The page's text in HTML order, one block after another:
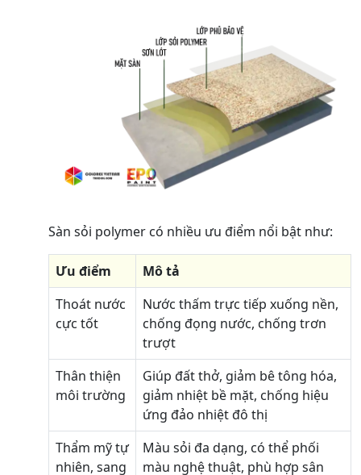
Sàn sỏi polymer có nhiều ưu điểm nổi bật như:
Ưu điểm
Mô tả
Thoát nước
cực tốt
Nước thấm trực tiếp xuống nền,
chống đọng nước, chống trơn
trượt
Thân thiện
môi trường
Giúp đất thở, giảm bê tông hóa,
giảm nhiệt bề mặt, chống hiệu
ứng đảo nhiệt đô thị
Thẩm mỹ tự
nhiên, sang
Màu sỏi đa dạng, có thể phối
màu nghệ thuật, phù hợp sân